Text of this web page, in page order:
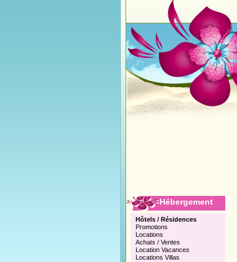
Hébergement
Hôtels / Résidences
Promotions
Locations
Achats / Ventes
Location Vacances
Locations Villas